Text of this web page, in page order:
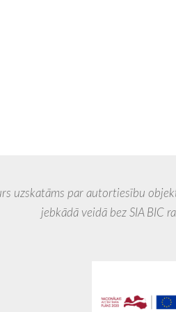
par autortiesību objektu. Tā
veidā bez SIA BIC